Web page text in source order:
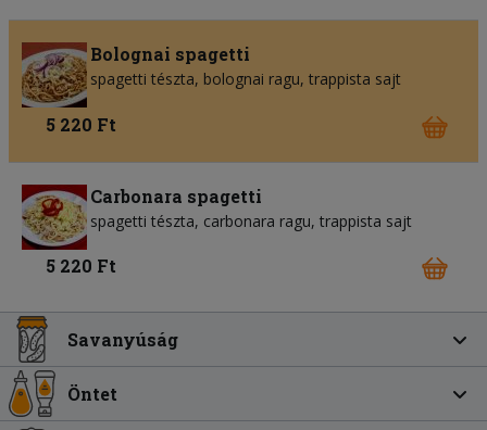
Bolognai spagetti
spagetti tészta bolognai ragu trappista sajt
5 220 Ft
Carbonara spagetti
spagetti tészta carbonara ragu trappista sajt
5 220 Ft
Savanyúság
Öntet